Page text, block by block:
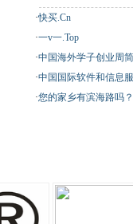
·快买.Cn
·一v一.Top
·中国海外学子创业周
·中国国际软件和信息
·您的家乡有滨海路吗？